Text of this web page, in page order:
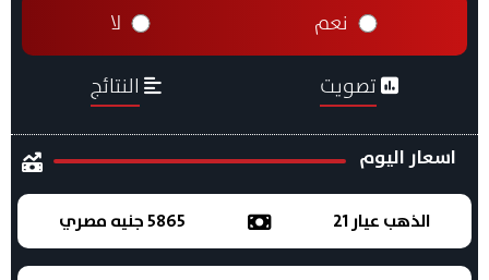
نعم لا
تصويت النتائج
اسعار اليوم
الذهب عيار 21 5865 جنيه مصري